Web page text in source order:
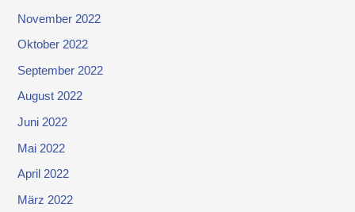
November 2022
Oktober 2022
September 2022
August 2022
Juni 2022
Mai 2022
April 2022
März 2022